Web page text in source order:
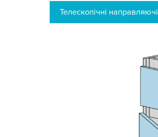
Телескопічні направляючі